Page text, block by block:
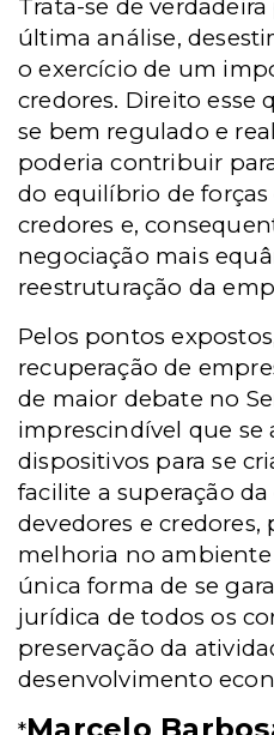
Trata-se de
última análise,
o exercício de um
credores. Direito esse
se bem regulado e
poderia contribuir
do equilíbrio de
credores e,
negociação mais
reestruturação da
Pelos pontos
recuperação de
de maior debate no
imprescindível que se
dispositivos para se
facilite a superação
devedores e
melhoria no
única forma de se
jurídica de todos os
preservação da
desenvolvimento
Marcelo